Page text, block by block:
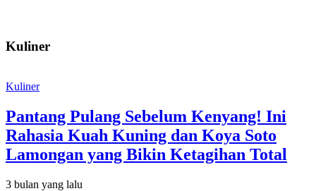
Kuliner
Kuliner
Pantang Pulang Sebelum Kenyang! Ini
Rahasia Kuah Kuning dan Koya Soto
Lamongan yang Bikin Ketagihan Total
3 bulan yang lalu